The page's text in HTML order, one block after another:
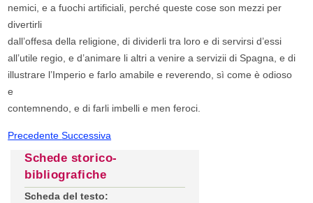
nemici, e a fuochi artificiali, perché queste cose son mezzi per
divertirli
dall’offesa della religione, di dividerli tra loro e di servirsi d’essi
all’utile regio, e d’animare li altri a venire a servizii di Spagna, e di
illustrare l’Imperio e farlo amabile e reverendo, sì come è odioso
e
contemnendo, e di farli imbelli e men feroci.
PrecedenteSuccessiva
Schede storico-
bibliografiche
Scheda del testo: